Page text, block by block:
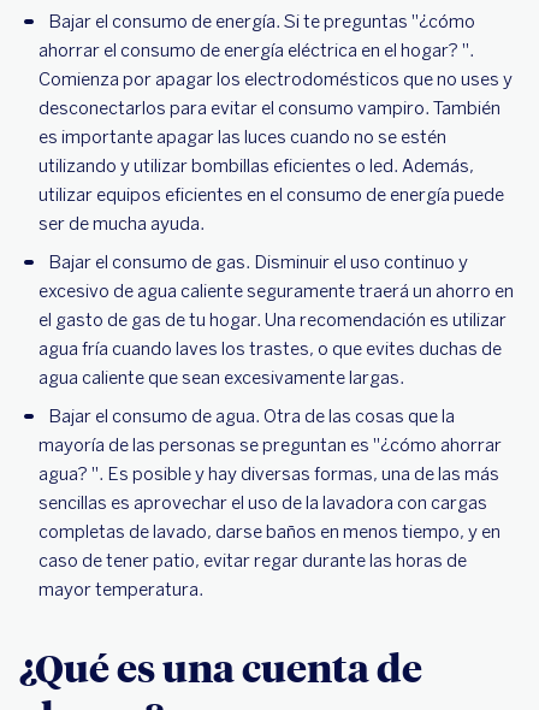
Bajar el consumo de energía. Si te preguntas "¿cómo
ahorrar el consumo de energía eléctrica en el hogar? ".
Comienza por apagar los electrodomésticos que no uses y
desconectarlos para evitar el consumo vampiro. También
es importante apagar las luces cuando no se estén
utilizando y utilizar bombillas eficientes o led. Además,
utilizar equipos eficientes en el consumo de energía puede
ser de mucha ayuda.
Bajar el consumo de gas. Disminuir el uso continuo y
excesivo de agua caliente seguramente traerá un ahorro en
el gasto de gas de tu hogar. Una recomendación es utilizar
agua fría cuando laves los trastes, o que evites duchas de
agua caliente que sean excesivamente largas.
Bajar el consumo de agua. Otra de las cosas que la
mayoría de las personas se preguntan es "¿cómo ahorrar
agua? ". Es posible y hay diversas formas, una de las más
sencillas es aprovechar el uso de la lavadora con cargas
completas de lavado, darse baños en menos tiempo, y en
caso de tener patio, evitar regar durante las horas de
mayor temperatura.
¿Qué es una cuenta de